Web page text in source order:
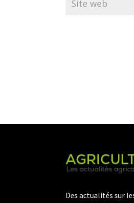
Des actualités sur